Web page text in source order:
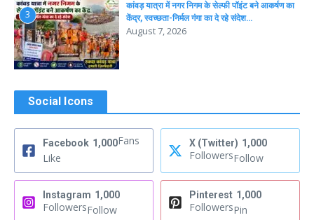
3
कांवड़ यात्रा में नगर निगम के सेल्फी पॉइंट बने आकर्षण का
केंद्र, स्वच्छता-निर्मल गंगा का दे रहे संदेश…
August 7, 2026
Social Icons
Facebook 1,000Fans
Like
X (Twitter) 1,000
FollowersFollow
Instagram 1,000
FollowersFollow
Pinterest 1,000
FollowersPin